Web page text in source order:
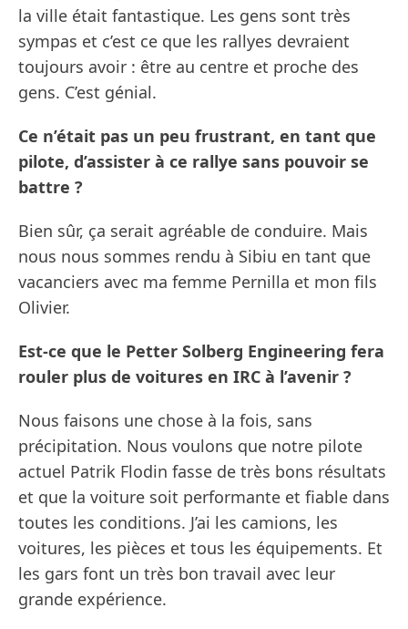
la ville était fantastique. Les gens sont très
sympas et c’est ce que les rallyes devraient
toujours avoir : être au centre et proche des
gens. C’est génial.
Ce n’était pas un peu frustrant, en tant que
pilote, d’assister à ce rallye sans pouvoir se
battre ?
Bien sûr, ça serait agréable de conduire. Mais
nous nous sommes rendu à Sibiu en tant que
vacanciers avec ma femme Pernilla et mon fils
Olivier.
Est-ce que le Petter Solberg Engineering fera
rouler plus de voitures en IRC à l’avenir ?
Nous faisons une chose à la fois, sans
précipitation. Nous voulons que notre pilote
actuel Patrik Flodin fasse de très bons résultats
et que la voiture soit performante et fiable dans
toutes les conditions. J’ai les camions, les
voitures, les pièces et tous les équipements. Et
les gars font un très bon travail avec leur
grande expérience.